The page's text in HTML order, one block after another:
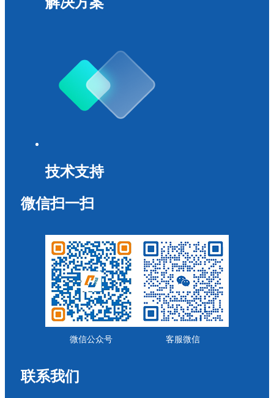
技术支持
微信扫一扫
微信公众号 客服微信
联系我们